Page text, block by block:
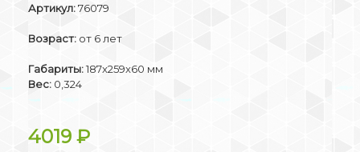
Артикул:76079
Возраст: от 6 лет
Габариты:187x259x60 мм
Вес: 0,324
4019 ₽